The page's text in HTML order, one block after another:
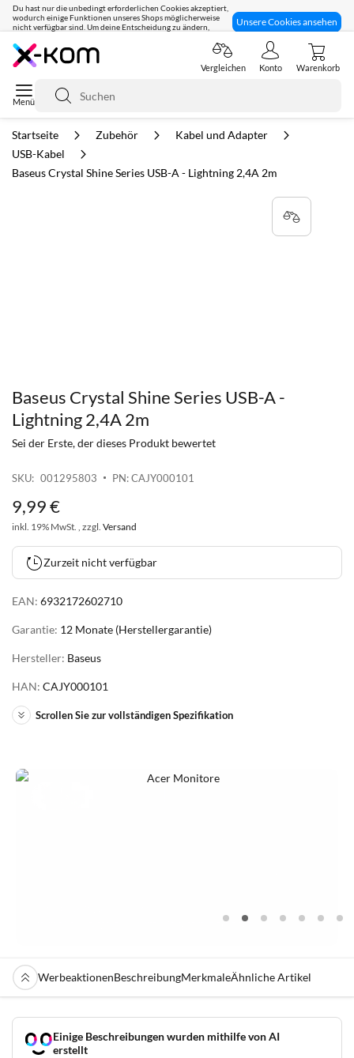
Du hast nur die unbedingt erforderlichen Cookies akzeptiert,
wodurch einige Funktionen unseres Shops möglicherweise
nicht verfügbar sind. Um deine Entscheidung zu ändern,
Unsere Cookies ansehen
Seit 8 Jahren für dich da!
Suche
Vergleichen Konto Warenkorb
Startseite Zubehör
Kabel und Adapter
USB-Kabel
Baseus Crystal Shine Series USB-A - Lightning 2,4A 2m
Baseus Crystal Shine Series USB-A -
Lightning 2,4A 2m
SKU 001295803 PN: CAJY000101
Sei der Erste, der dieses Produkt bewertet
EAN: 6932172602710
Garantie: 12 Monate (Herstellergarantie)
Hersteller: Baseus
HAN: CAJY000101
Scrollen Sie zur vollständigen Spezifikation
9,99€
inkl. 19% MwSt. , zzgl. Versand
Zurzeit nicht verfügbar
Zum
Anfang
Bildgalerie
WerbeaktionenBeschreibungMerkmaleÄhnliche Artikel
Einige Beschreibungen wurden mithilfe von AI
erstellt